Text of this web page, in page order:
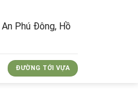
Phú Đông, Hồ
ĐƯỜNG TỚI VỰA